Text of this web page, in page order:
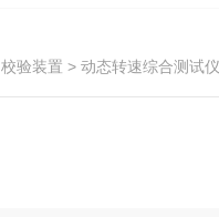
校验装置 > 动态转速综合测试仪